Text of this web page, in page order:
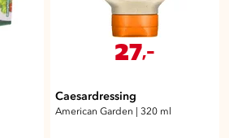
27 ,-
Caesardressing
American Garden | 320 ml